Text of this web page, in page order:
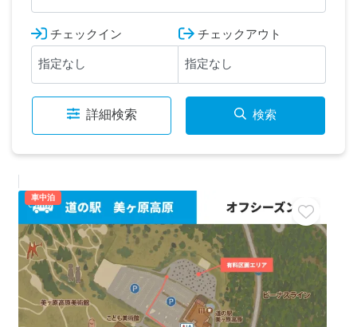
チェックイン チェックアウト
詳細検索 検索
車中泊